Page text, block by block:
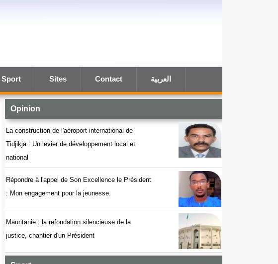
Sport Sites Contact العربية
Opinion
La construction de l'aéroport international de
Tidjikja : Un levier de développement local et
national
Répondre à l'appel de Son Excellence le Président
: Mon engagement pour la jeunesse.
Mauritanie : la refondation silencieuse de la
justice, chantier d'un Président